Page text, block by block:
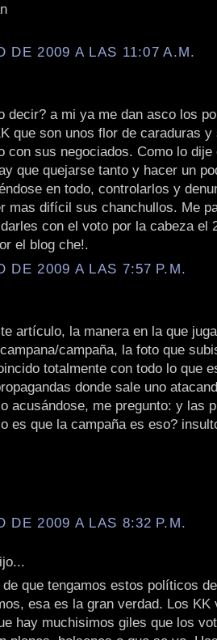
DE 2009 A LAS 11:07 A.M.
decir? a mi ya me dan asco los
que son unos flor de caraduras y
con sus negociados. Como lo
que quejarse tanto y hacer un
en todo, controlarlos y
mas difícil sus chanchullos. Me
con el voto por la cabeza el
el blog che!.
DE 2009 A LAS 7:57 P.M.
artículo, la manera en la que
campaña, la foto que
totalmente con todo lo que
donde sale uno
acusándose, me pregunto: y las
es que la campaña es eso?
DE 2009 A LAS 8:32 P.M.
que tengamos estos políticos
esa es la gran verdad. Los KK
hay muchisimos giles que los